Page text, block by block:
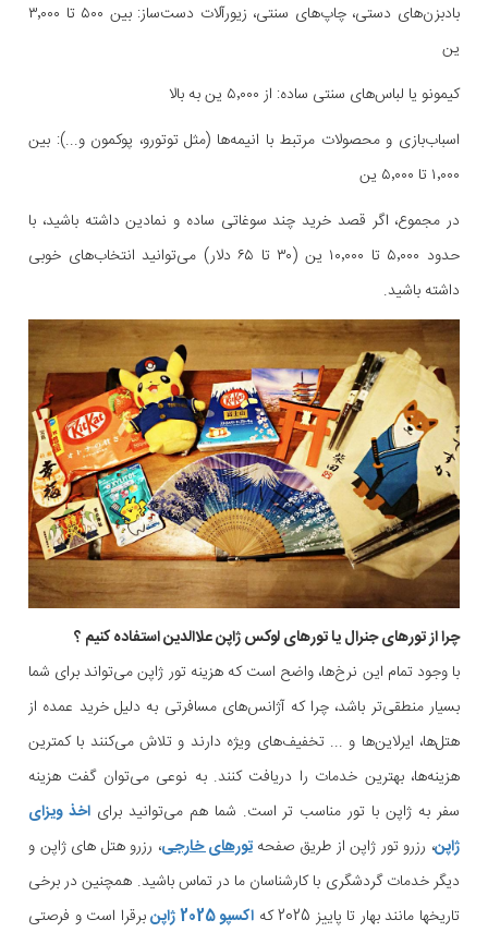
بادبزن‌های دستی، چاپ‌های سنتی، زیورآلات دست‌ساز: بین ۵۰۰ تا ۳٬۰۰۰
ین
کیمونو یا لباس‌های سنتی ساده: از ۵٬۰۰۰ ین به بالا
اسباب‌بازی و محصولات مرتبط با انیمه‌ها (مثل توتورو، پوکمون و...): بین
۱٬۰۰۰ تا ۵٬۰۰۰ ین
در مجموع، اگر قصد خرید چند سوغاتی ساده و نمادین داشته باشید، با
حدود ۵٬۰۰۰ تا ۱۰٬۰۰۰ ین (۳۰ تا ۶۵ دلار) می‌توانید انتخاب‌های خوبی
داشته باشید.
چرا از تورهای جنرال یا تورهای لوکس ژاپن علاالدین استفاده کنیم ؟
با وجود تمام این نرخ‌ها، واضح است که هزینه تور ژاپن می‌تواند برای شما
بسیار منطقی‌تر باشد، چرا که آژانس‌های مسافرتی به دلیل خرید عمده از
هتل‌ها، ایرلاین‌ها و ... تخفیف‌های ویژه دارند و تلاش می‌کنند با کمترین
هزینه‌ها، بهترین خدمات را دریافت کنند. به نوعی می‌توان گفت هزینه
سفر به ژاپن با تور مناسب تر است. شما هم می‌توانید برایاخذ ویزای
ژاپن، رزرو تور ژاپن از طریق صفحهتورهای خارجی، رزرو هتل های ژاپن و
دیگر خدمات گردشگری با کارشناسان ما در تماس باشید. همچنین در برخی
تاریخها مانند بهار تا پاییز 2025 که
اکسپو 2025 ژاپن
برقرا است و فرصتی